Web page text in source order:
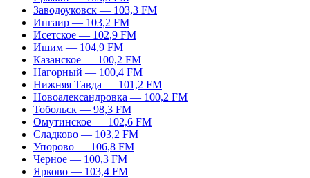
Заводоуковск — 103,3 FM
Ингаир — 103,2 FM
Исетское — 102,9 FM
Ишим — 104,9 FM
Казанское — 100,2 FM
Нагорный — 100,4 FM
Нижняя Тавда — 101,2 FM
Новоалександровка — 100,2 FM
Тобольск — 98,3 FM
Омутинское — 102,6 FM
Сладково — 103,2 FM
Упорово — 106,8 FM
Черное — 100,3 FM
Ярково — 103,4 FM